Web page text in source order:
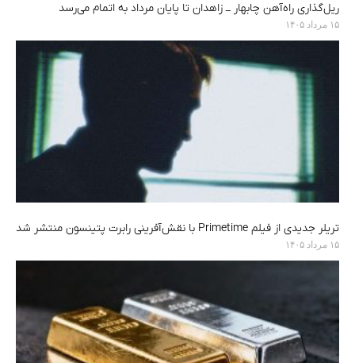
ریل‌گذاری راه‌آهن چابهار ــ زاهدان تا پایان مرداد به اتمام می‌رسد
۱۵ مرداد ۱۴۰۵
تریلر جدیدی از فیلم Primetime با نقش‌آفرینی رابرت پتینسون منتشر شد
۱۵ مرداد ۱۴۰۵